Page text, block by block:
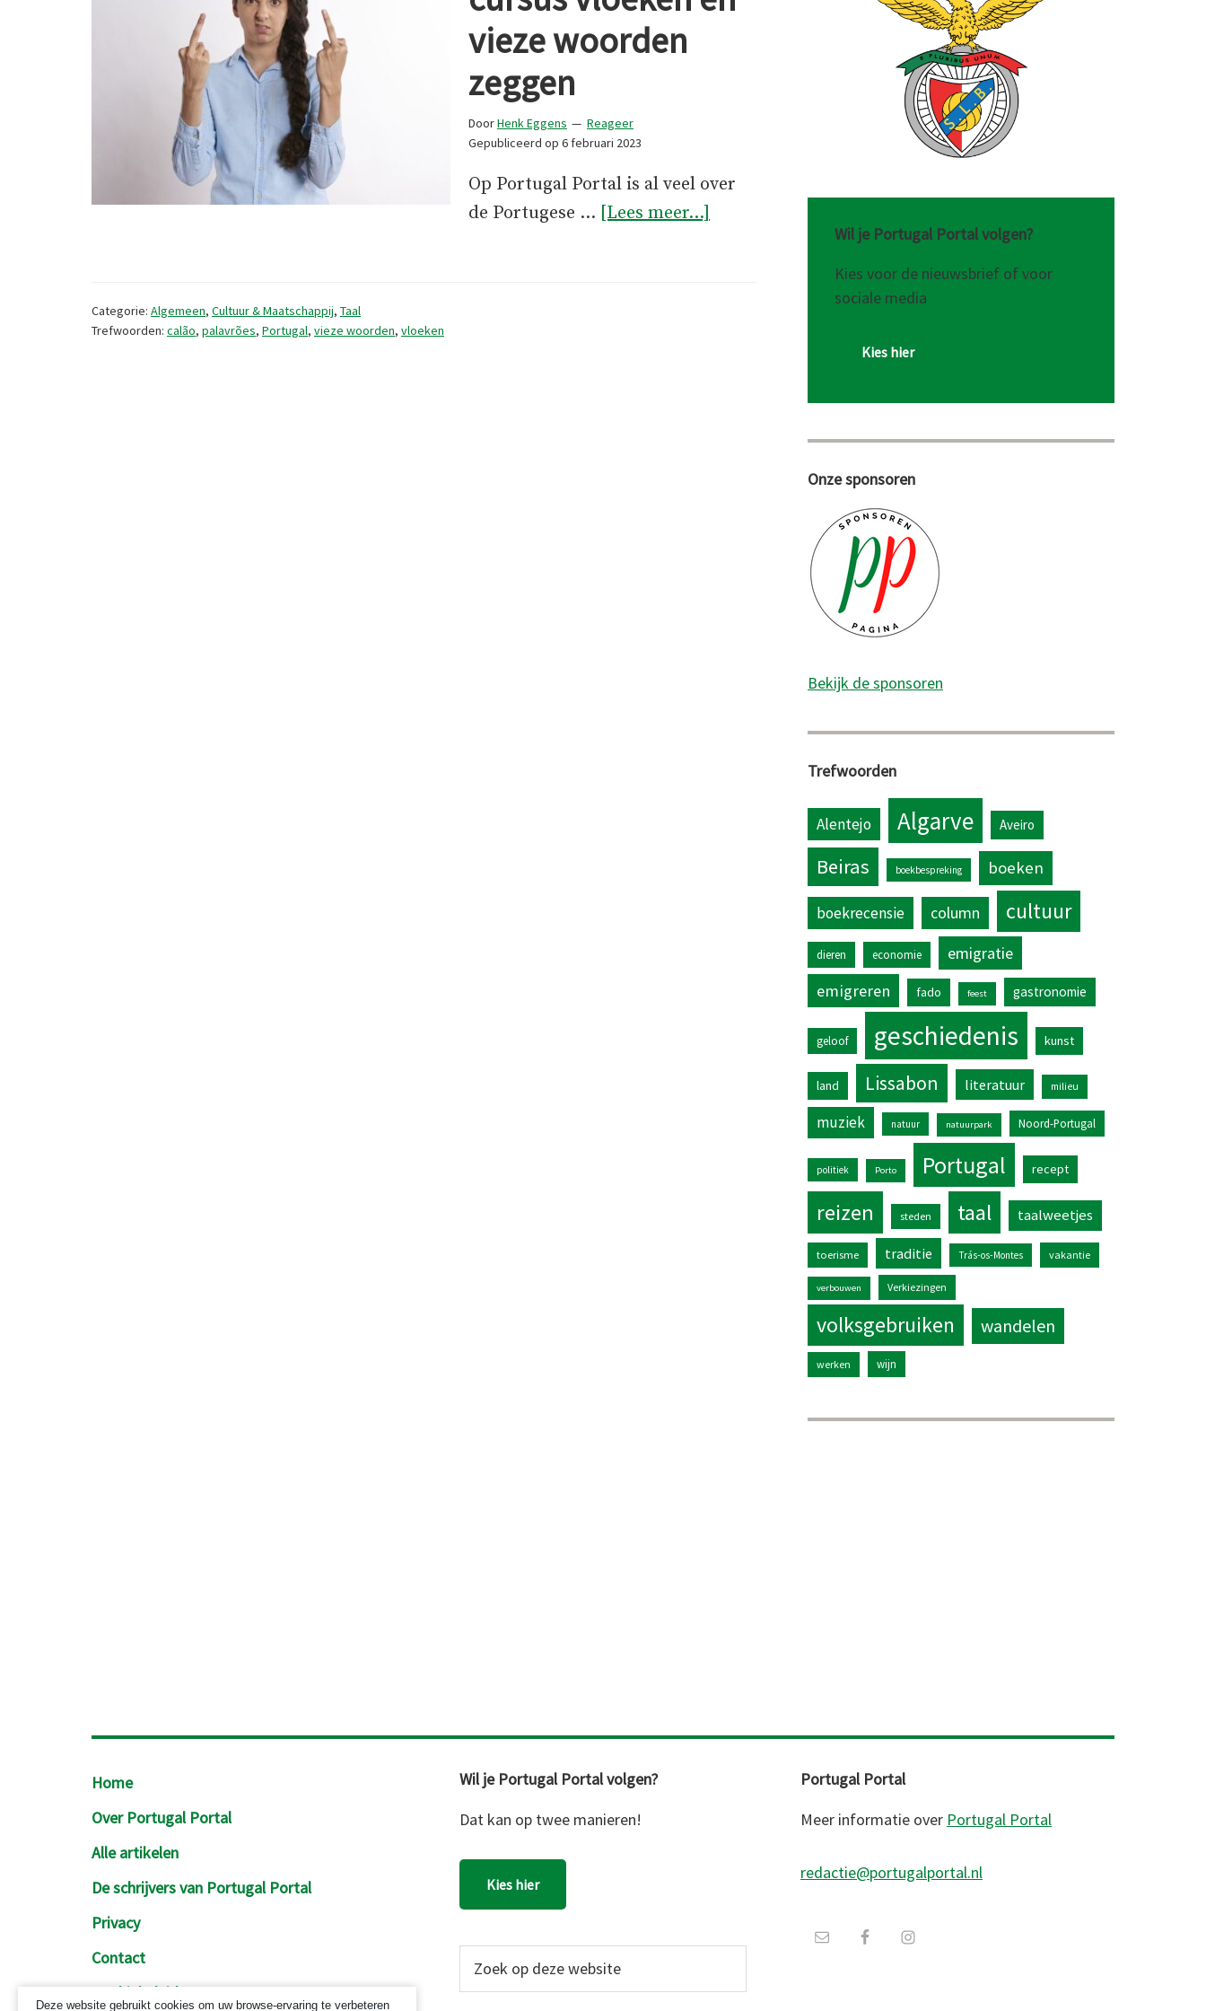
vieze woorden
zeggen
DoorHenk Eggens
Reageer
Gepubliceerd op 6 februari 2023
Op Portugal Portal is al veel over
de Portugese … [Lees meer...]
Categorie: Algemeen, Cultuur & Maatschappij, Taal
Trefwoorden: calão, palavrões, Portugal, vieze woorden, vloeken
Wil je Portugal Portal volgen?
Kies voor de nieuwsbrief of voor
sociale media
Kies hier
Onze sponsoren
Bekijk de sponsoren
Trefwoorden
Alentejo Algarve Aveiro
Beiras boekbespreking boeken
boekrecensie column cultuur
dieren economie
emigratie
emigreren
fado feest gastronomie
geloof geschiedenis kunst
land Lissabon literatuur milieu
muziek natuur natuurpark Noord-Portugal
politiek Porto Portugal recept
reizen steden taal taalweetjes
toerisme traditie Trás-os-Montes vakantie
verbouwen Verkiezingen
volksgebruiken wandelen
werken wijn
Footer
Home
Over Portugal Portal
Alle artikelen
De schrijvers van Portugal Portal
Privacy
Contact
Cookiebeleid
Wil je Portugal Portal volgen?
Dat kan op twee manieren!
Kies hier
Portugal Portal
Meer informatie over Portugal Portal
redactie@portugalportal.nl
Deze website gebruikt cookies om uw browse-ervaring te verbeteren